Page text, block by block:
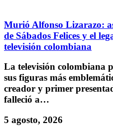
Murió Alfonso Lizarazo:
de Sábados Felices y el
televisión colombiana
La televisión colombiana
sus figuras más
creador y primer
falleció a…
5 agosto, 2026